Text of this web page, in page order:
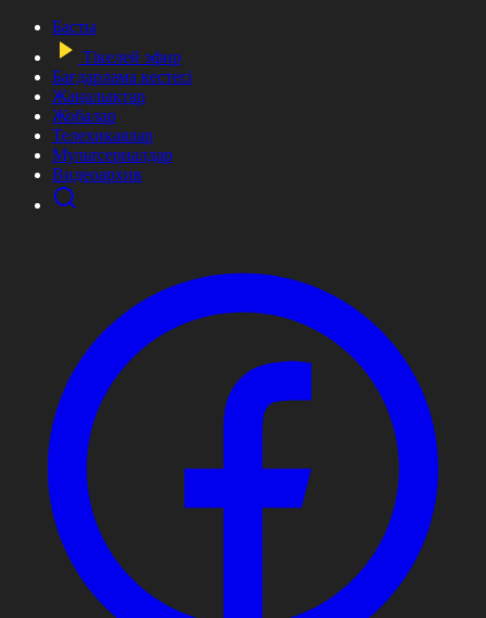
Басты
Тікелей эфир
Бағдарлама кестесі
Жаңалықтар
Жобалар
Телехикаялар
Мультсериалдар
Видеоархив